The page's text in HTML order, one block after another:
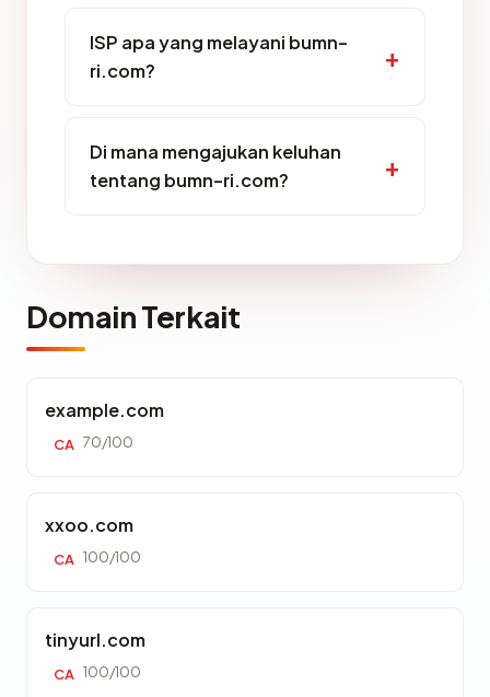
ISP apa yang melayani bumn-
ri.com?
Di mana mengajukan keluhan
tentang bumn-ri.com?
Domain Terkait
example.com
CA 70/100
xxoo.com
CA 100/100
tinyurl.com
CA 100/100